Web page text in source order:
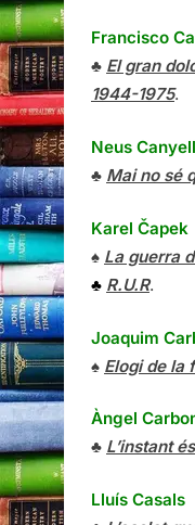
Francisco
♣ El gran
1944-1975.
Neus
♣ Mai no sé
Karel Čapek
♠ La guerra
♣ R.U.R.
Joaquim
♠ Elogi de la
Àngel
♣ L’instant
Lluís Casals